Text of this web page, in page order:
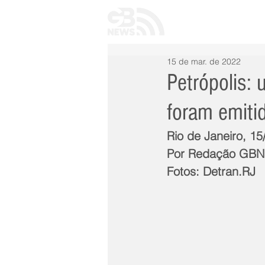
Petrópolis:
foram
15 de mar. de 2022
Rio de Janeiro,
Por Redação
Fotos: Detran.RJ